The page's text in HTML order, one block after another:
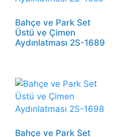
Bahçe ve Park Set
Üstü ve Çimen
Aydınlatması 2S-1689
Bahçe ve Park Set